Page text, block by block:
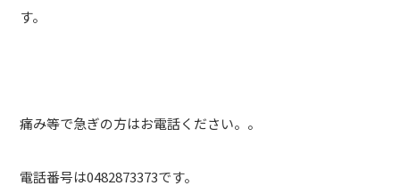
す。
痛み等で急ぎの方はお電話ください。。
電話番号は0482873373です。